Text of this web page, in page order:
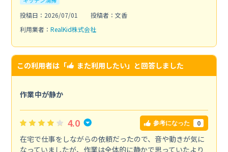
投稿日：2026/07/01
投稿者：文香
利用業者： RealKid株式会社
この利用者は「 また利用したい」と回答しました
作業中が静か
4.0 参考になった 0
在宅で仕事をしながらの依頼だったので、音や動きが気に
なっていましたが、作業は全体的に静かで思っていたより